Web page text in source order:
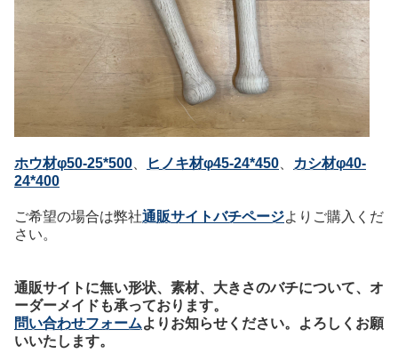
ホウ材φ50-25*500 ヒノキ材φ45-24*450
カシ材φ40-
24*400
ご希望の場合は弊社通販サイトバチページよりご購入くだ
さい。
通販サイトに無い形状、素材、大きさのバチについて、オ
ーダーメイドも承っております。
問い合わせフォームよりお知らせください。よろしくお願
いいたします。